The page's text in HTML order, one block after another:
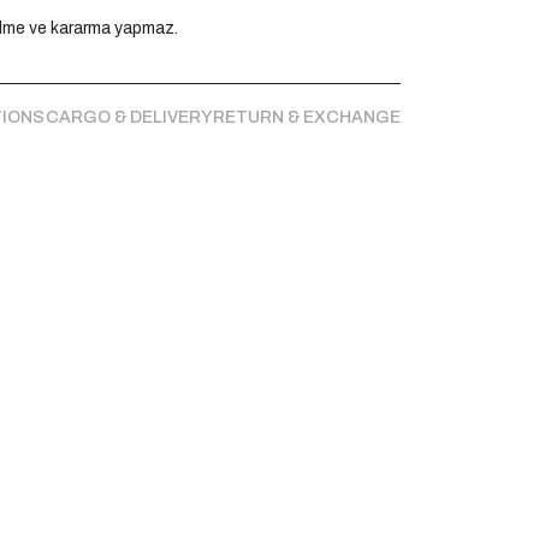
ve kararma yapmaz.
CARGO & DELIVERYRETURN & EXCHANGE